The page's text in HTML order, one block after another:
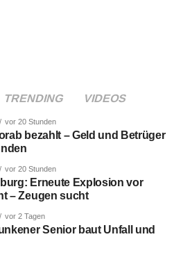
TRENDING VIDEOS
vor 20 Stunden
bezahlt – Geld und Betrüger
vor 20 Stunden
Erneute Explosion vor
– Zeugen sucht
vor 2 Tagen
Senior baut Unfall und